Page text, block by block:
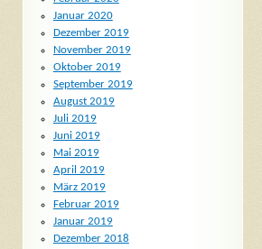
Januar 2020
Dezember 2019
November 2019
Oktober 2019
September 2019
August 2019
Juli 2019
Juni 2019
Mai 2019
April 2019
März 2019
Februar 2019
Januar 2019
Dezember 2018